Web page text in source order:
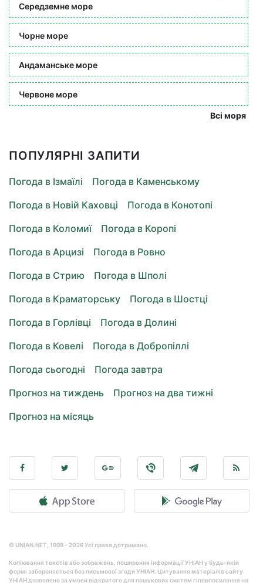
Середземне море
Чорне море
Андаманське море
Червоне море
Всі моря
ПОПУЛЯРНІ ЗАПИТИ
Погода в Ізмаїлі
Погода в Каменському
Погода в Новій Каховці
Погода в Конотопі
Погода в Коломиї
Погода в Коропі
Погода в Арцизі
Погода в Ровно
Погода в Стрию
Погода в Шполі
Погода в Краматорську
Погода в Шостці
Погода в Горлівці
Погода в Долині
Погода в Ковелі
Погода в Добропіллі
Погода сьогодні
Погода завтра
Прогноз на тиждень
Прогноз на два тижні
Прогноз на місяць
© UNIAN.NET, 1998 - 2026 Усі права дотримано.
Копіювання текстів або зображень, поширення інформації УНІАН у будь-якій
формі забороняється без письмової згоди УНІАН. Цитування матеріалів сайту
УНІАН дозволено за умови відкритого для пошукових систем гіперпосилання на